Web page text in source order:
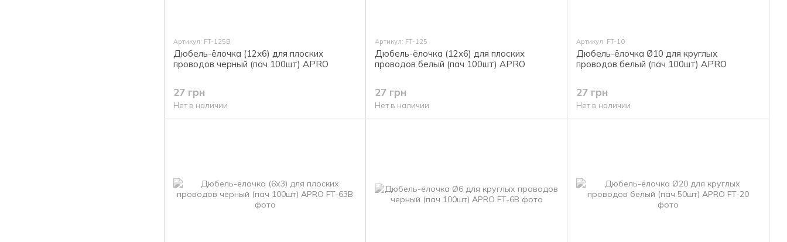
Артикул: FT-125B
Дюбель-ёлочка (12х6) для плоских
проводов черный (пач 100шт) APRO
27 грн
Нет в наличии
Артикул: FT-125
Дюбель-ёлочка (12х6) для плоских
проводов белый (пач 100шт) APRO
27 грн
Нет в наличии
Артикул: FT-10
Дюбель-ёлочка Ø10 для круглых
проводов белый (пач 100шт) APRO
27 грн
Нет в наличии